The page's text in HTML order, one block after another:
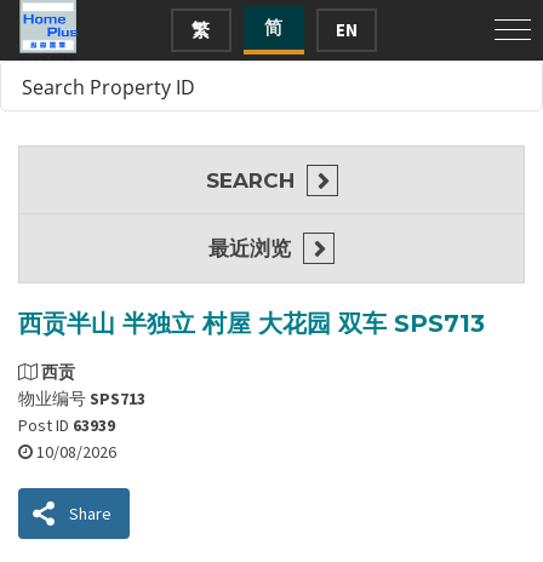
繁 简 EN
西贡半山 半独立 村屋 大花园 双车 SPS713
西贡
物业编号SPS713
Post ID 63939
10/08/2026
Share
SEARCH
最近浏览